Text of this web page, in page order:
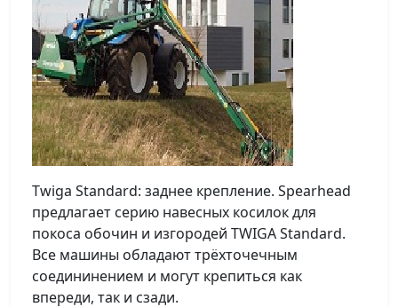
Twiga Standard: заднее крепление. Spearhead
предлагает серию навесных косилок для
покоса обочин и изгородей TWIGA Standard.
Все машины обладают трёхточечным
соедининением и могут крепиться как
впереди, так и сзади.